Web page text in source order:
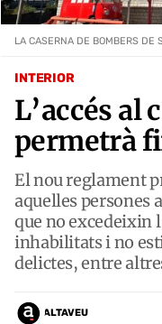
INTERIOR
L’accés al
permetrà
El nou reglament
aquelles persones
que no excedeixin
inhabilitats i no
delictes, entre
ALTAVEU
LA CASERNA DE BOMBERS DE